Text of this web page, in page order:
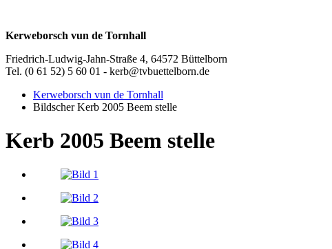
Kerweborsch vun de Tornhall
Friedrich-Ludwig-Jahn-Straße 4, 64572 Büttelborn
Tel. (0 61 52) 5 60 01 - kerb@tvbuettelborn.de
Kerweborsch vun de Tornhall
Bildscher Kerb 2005 Beem stelle
Kerb 2005 Beem stelle